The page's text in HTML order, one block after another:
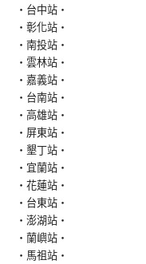
‧台中站‧
‧彰化站‧
‧南投站‧
‧雲林站‧
‧嘉義站‧
‧台南站‧
‧高雄站‧
‧屏東站‧
‧墾丁站‧
‧宜蘭站‧
‧花蓮站‧
‧台東站‧
‧澎湖站‧
‧蘭嶼站‧
‧馬祖站‧